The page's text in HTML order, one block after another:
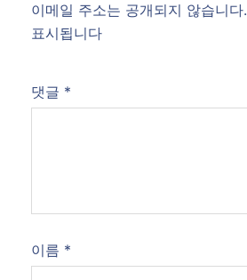
이메일 주소는 공개되지 않습니다.
표시됩니다
댓글 *
이름 *